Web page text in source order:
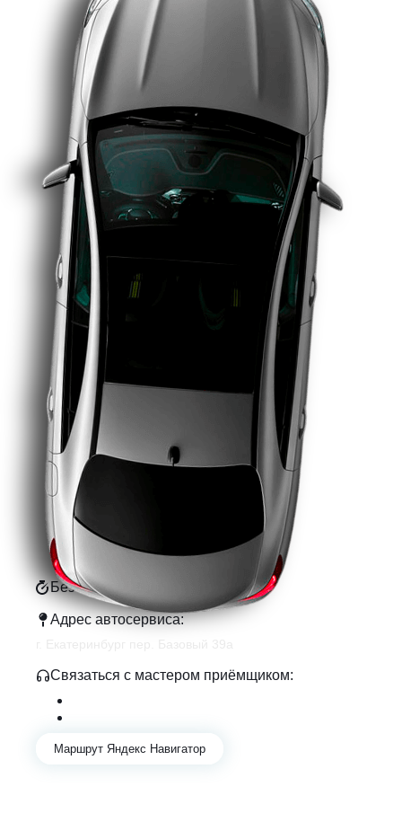
Нашиконтакты
Без выходных с 9:00-20:00
Адрес автосервиса:
Связаться с мастером приёмщиком:
Маршрут Яндекс Навигатор